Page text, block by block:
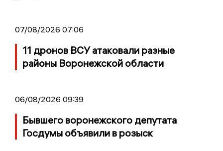
07/08/2026 07:06
11 дронов ВСУ атаковали разные
районы Воронежской области
06/08/2026 09:39
Бывшего воронежского депутата
Госдумы объявили в розыск